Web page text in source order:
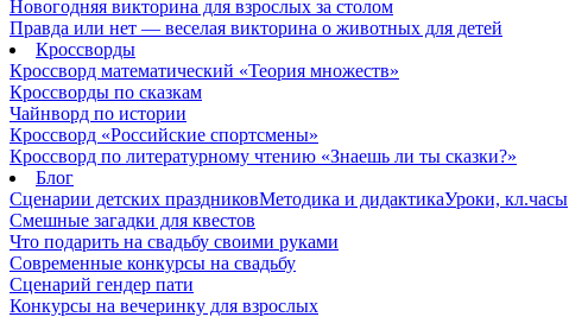
Новогодняя викторина для взрослых за столом
Правда или нет — веселая викторина о животных для детей
Кроссворды
Кроссворд математический «Теория множеств»
Кроссворды по сказкам
Чайнворд по истории
Кроссворд «Российские спортсмены»
Кроссворд по литературному чтению «Знаешь ли ты сказки?»
Блог
Сценарии детских праздниковМетодика и дидактикаУроки, кл.часы
Смешные загадки для квестов
Что подарить на свадьбу своими руками
Современные конкурсы на свадьбу
Сценарий гендер пати
Конкурсы на вечеринку для взрослых